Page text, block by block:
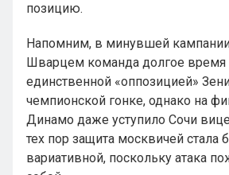
позицию.
Напомним, в минувшей
Шварцем команда долгое время
единственной «оппозицией»
чемпионской гонке, однако на
Динамо даже уступило Сочи
тех пор защита москвичей стала
вариативной, поскольку атака